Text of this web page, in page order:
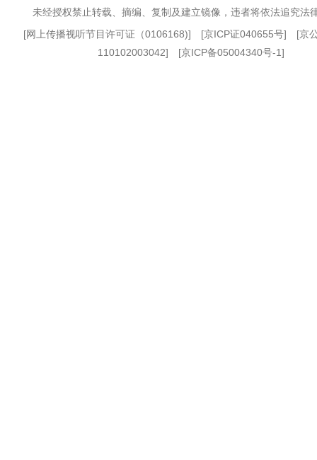
未经授权禁止转载、摘编、复制及建立镜像，违者将依法追究法
[网上传播视听节目许可证（0106168)] [京ICP证040655号] [京
110102003042] [京ICP备05004340号-1]